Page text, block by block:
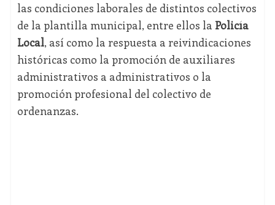
las condiciones laborales de distintos colectivos
de la plantilla municipal, entre ellos la Policía
Local, así como la respuesta a reivindicaciones
históricas como la promoción de auxiliares
administrativos a administrativos o la
promoción profesional del colectivo de
ordenanzas.